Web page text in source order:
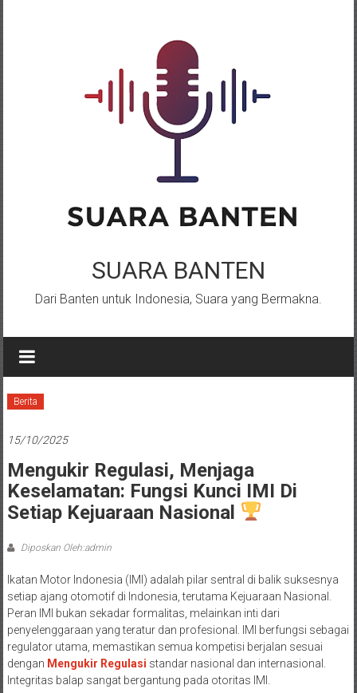
SUARA BANTEN
Dari Banten untuk Indonesia, Suara yang Bermakna.
Berita
15/10/2025
Mengukir Regulasi, Menjaga
Keselamatan: Fungsi Kunci IMI Di
Setiap Kejuaraan Nasional
Diposkan Oleh:admin
Ikatan Motor Indonesia (IMI) adalah pilar sentral di balik suksesnya
setiap ajang otomotif di Indonesia, terutama Kejuaraan Nasional.
Peran IMI bukan sekadar formalitas, melainkan inti dari
penyelenggaraan yang teratur dan profesional. IMI berfungsi sebagai
regulator utama, memastikan semua kompetisi berjalan sesuai
dengan Mengukir Regulasi standar nasional dan internasional.
Integritas balap sangat bergantung pada otoritas IMI.